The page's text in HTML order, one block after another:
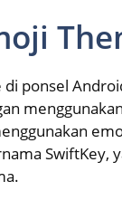
ponsel
SwiftKey,